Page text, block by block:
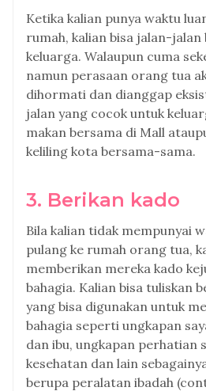
Ketika kalian punya waktu
rumah, kalian bisa jalan-
keluarga. Walaupun cuma
namun perasaan orang tua
dihormati dan dianggap
jalan yang cocok untuk
makan bersama di Mall
keliling kota bersama-sama.
3. Berikan kado
Bila kalian tidak mempunyai
pulang ke rumah orang tua,
memberikan mereka kado
bahagia. Kalian bisa tuliskan
yang bisa digunakan untuk
bahagia seperti ungkapan
dan ibu, ungkapan perhatian
kesehatan dan lain
berupa peralatan ibadah